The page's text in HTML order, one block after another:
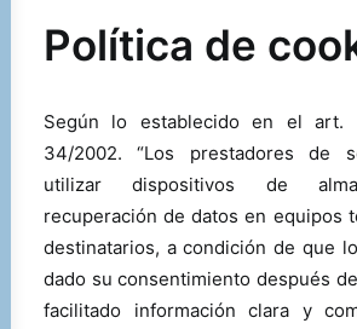
PINTURA
PULIDO Y ENCERADO
VENTA DE MOTORES
VENTA DE BARCOS
PLATAFORMAS DE BAÑO Y PIEZAS A MEDIDA
ALQUILER DE BARCOS
Política de
Según lo establecido en el art.
34/2002. “Los prestadores de
utilizar dispositivos de
recuperación de datos en equipos
destinatarios, a condición de que
dado su consentimiento después
facilitado información clara y